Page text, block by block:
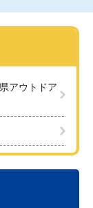
アウトドア